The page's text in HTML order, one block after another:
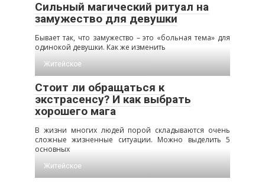
Сильный магический ритуал на
замужество для девушки
Бывает так, что замужество – это «больная тема» для
одинокой девушки. Как же изменить
Житейское
Стоит ли обращаться к
экстрасенсу? И как выбрать
хорошего мага
В жизни многих людей порой складываются очень
сложные жизненные ситуации. Можно выделить 5
основных
Житейское